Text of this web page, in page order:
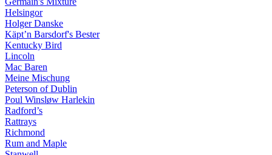
Helsingor
Holger Danske
Käpt’n Barsdorf's Bester
Kentucky Bird
Lincoln
Mac Baren
Meine Mischung
Peterson of Dublin
Poul Winsløw Harlekin
Radford’s
Rattrays
Richmond
Rum and Maple